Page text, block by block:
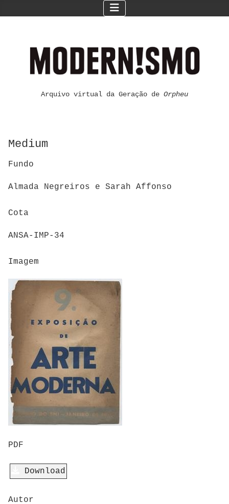
Arquivo virtual da Geração de Orpheu
Medium
Fundo
Almada Negreiros e Sarah Affonso
Cota
ANSA-IMP-34
Imagem
PDF
Download
Autor